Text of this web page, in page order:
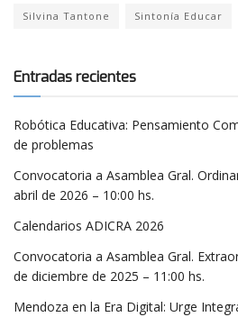
Silvina Tantone Sintonía Educar
Entradas recientes
Robótica Educativa: Pensamiento
de problemas
Convocatoria a Asamblea Gral.
abril de 2026 – 10:00 hs.
Calendarios ADICRA 2026
Convocatoria a Asamblea Gral.
de diciembre de 2025 – 11:00 hs.
Mendoza en la Era Digital: Urge